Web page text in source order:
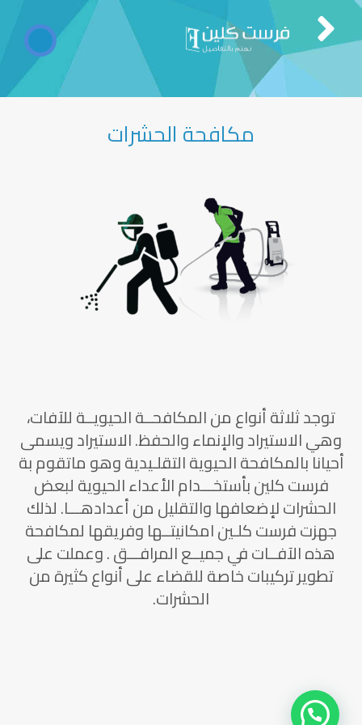
مكافحة الحشرات
توجد ثلاثة أنواع من المكافحــة الحيويــة للآفات،
وهي الاستيراد والإنماء والحفظ. الاستيراد ويسمى
أحيانا بالمكافحة الحيوية التقلـيدية وهو ماتقوم بة
فرست كلين بأستخـــدام الأعداء الحيوية لبعض
الحشرات لإضعافها والتقليل من أعدادهـــا. لذلك
جهزت فرست كلـين امكانيتــها وفريقها لمكافحة
هذه الآفــات في جميــع المرافـــق . وعملت على
تطوير تركيبات خاصة للقضاء على أنواع كثيرة من
الحشرات.